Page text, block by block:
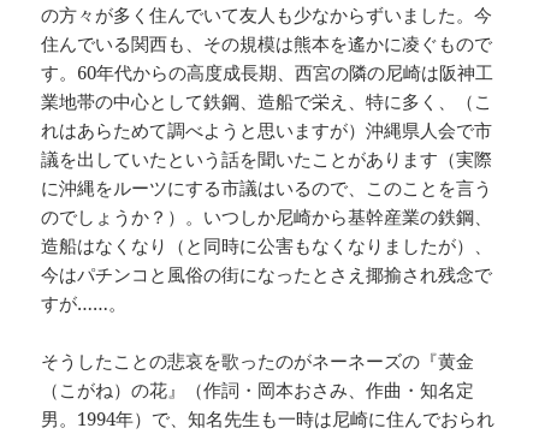
の方々が多く住んでいて友人も少なからずいました。今
住んでいる関西も、その規模は熊本を遙かに凌ぐもので
す。60年代からの高度成長期、西宮の隣の尼崎は阪神工
業地帯の中心として鉄鋼、造船で栄え、特に多く、（こ
れはあらためて調べようと思いますが）沖縄県人会で市
議を出していたという話を聞いたことがあります（実際
に沖縄をルーツにする市議はいるので、このことを言う
のでしょうか？）。いつしか尼崎から基幹産業の鉄鋼、
造船はなくなり（と同時に公害もなくなりましたが）、
今はパチンコと風俗の街になったとさえ揶揄され残念で
すが……。
そうしたことの悲哀を歌ったのがネーネーズの『黄金
（こがね）の花』（作詞・岡本おさみ、作曲・知名定
男。1994年）で、知名先生も一時は尼崎に住んでおられ